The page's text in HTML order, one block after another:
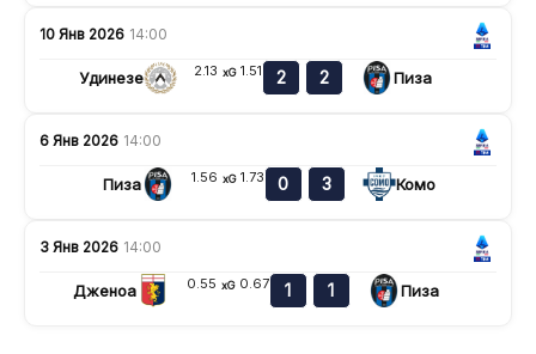
10 Янв 2026 14:00
Удинезе 2.13 xG 1.51 2 2 Пиза
6 Янв 2026 14:00
Пиза 1.56 xG 1.73 0 3 Комо
3 Янв 2026 14:00
Дженоа 0.55 xG 0.67 1 1 Пиза